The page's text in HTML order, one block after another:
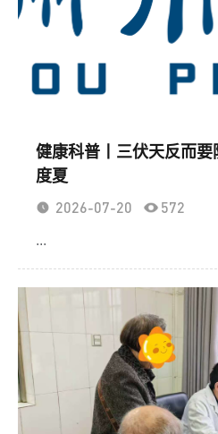
健康科普丨三伏天反而要
度夏
2026-07-20 572
...